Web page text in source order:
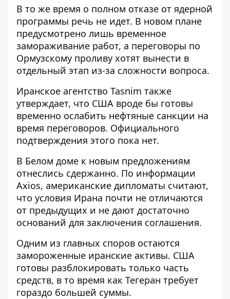
В то же время о полном отказе от ядерной
программы речь не идет. В новом плане
предусмотрено лишь временное
замораживание работ, а переговоры по
Ормузскому проливу хотят вынести в
отдельный этап из-за сложности вопроса.
Иранское агентство Tasnim также
утверждает, что США вроде бы готовы
временно ослабить нефтяные санкции на
время переговоров. Официального
подтверждения этого пока нет.
В Белом доме к новым предложениям
отнеслись сдержанно. По информации
Axios, американские дипломаты считают,
что условия Ирана почти не отличаются
от предыдущих и не дают достаточно
оснований для заключения соглашения.
Одним из главных споров остаются
замороженные иранские активы. США
готовы разблокировать только часть
средств, в то время как Тегеран требует
гораздо большей суммы.